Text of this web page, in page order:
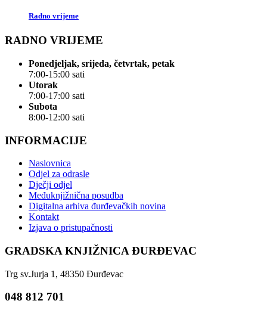
Radno vrijeme
RADNO VRIJEME
Ponedjeljak, srijeda, četvrtak, petak
7:00-15:00 sati
Utorak
7:00-17:00 sati
Subota
8:00-12:00 sati
INFORMACIJE
Naslovnica
Odjel za odrasle
Dječji odjel
Međuknjižnična posudba
Digitalna arhiva đurđevačkih novina
Kontakt
Izjava o pristupačnosti
GRADSKA KNJIŽNICA ĐURĐEVAC
Trg sv.Jurja 1, 48350 Đurđevac
048 812 701